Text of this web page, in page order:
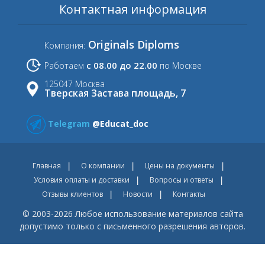
Контактная информация
Компания: Originals Diploms
Работаем с 08.00 до 22.00 по Москве
125047 Москва
Тверская Застава площадь, 7
Telegram @Educat_doc
Главная О компании
Цены на документы
Условия оплаты и доставки
Вопросы и ответы
Отзывы клиентов
Новости Контакты
© 2003-2026 Любое использование материалов сайта
допустимо только с письменного разрешения авторов.